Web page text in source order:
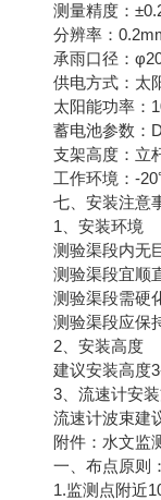
测量精度：
分辨率：
承雨口径：
供电方式：太阳
太阳能功率：
蓄电池参数：
支架高度：立
工作环境：-
七、安装注意
1、安装环境
测验渠段内无巨
测验渠段宜顺直
测验渠段需硬化
测验渠段应保持
2、安装高度
建议安装高度
3、流速计安装
流速计波束建
附件：水文监
一、布点原则
1.监测点附近